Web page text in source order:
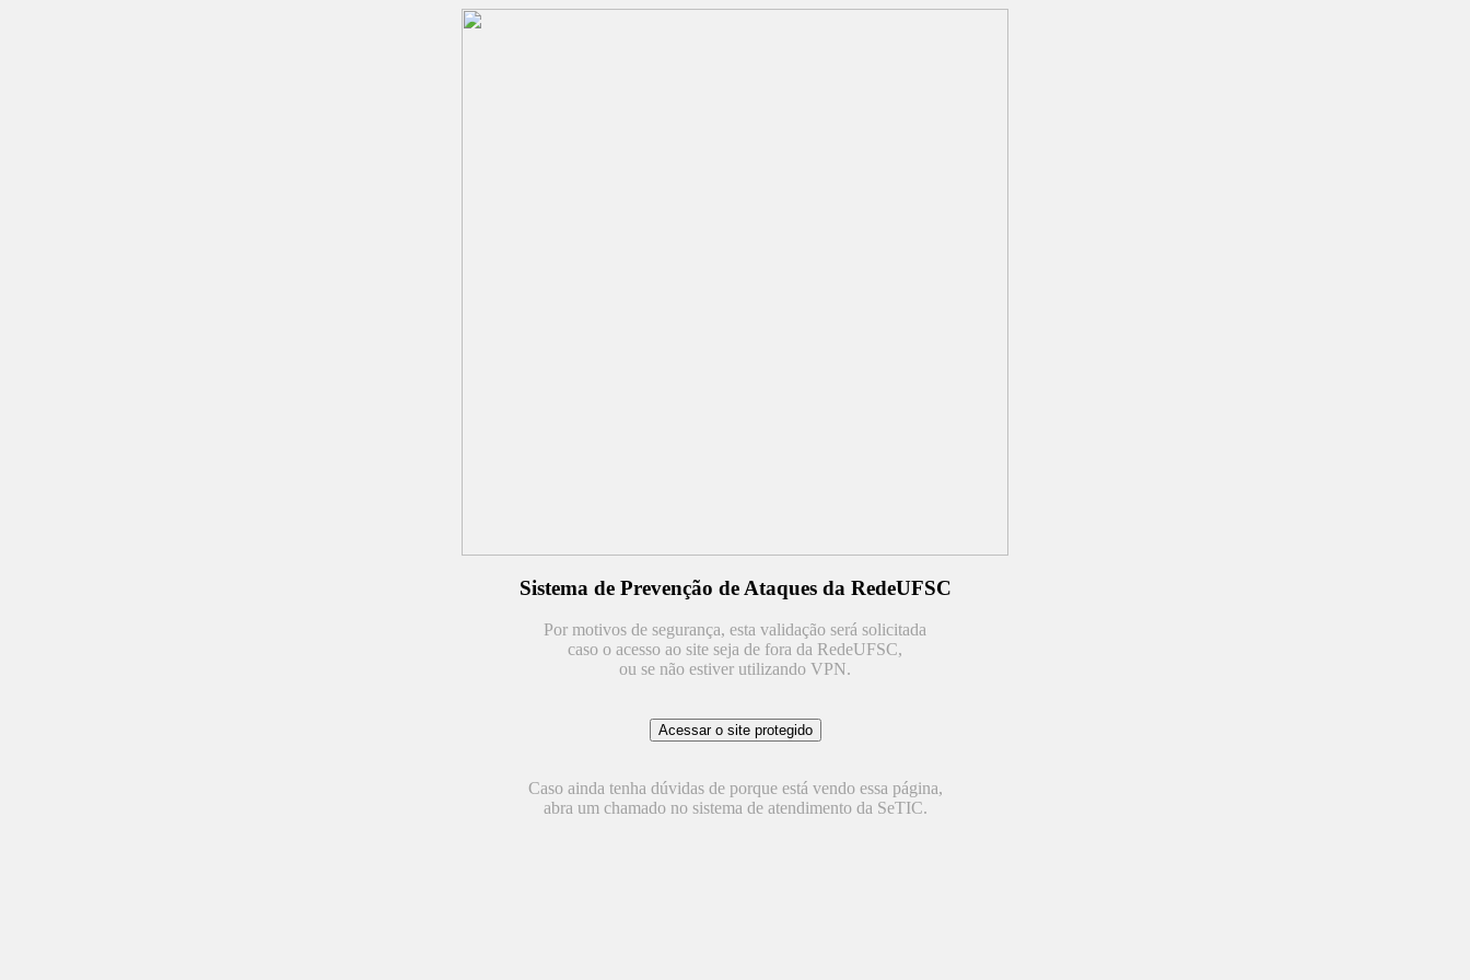
Sistema de Prevenção de Ataques da RedeUFSC
Por motivos de segurança, esta validação será solicitada
caso o acesso ao site seja de fora da RedeUFSC,
ou se não estiver utilizando VPN.
Caso ainda tenha dúvidas de porque está vendo essa página,
abra um chamado no sistema de atendimento da SeTIC.